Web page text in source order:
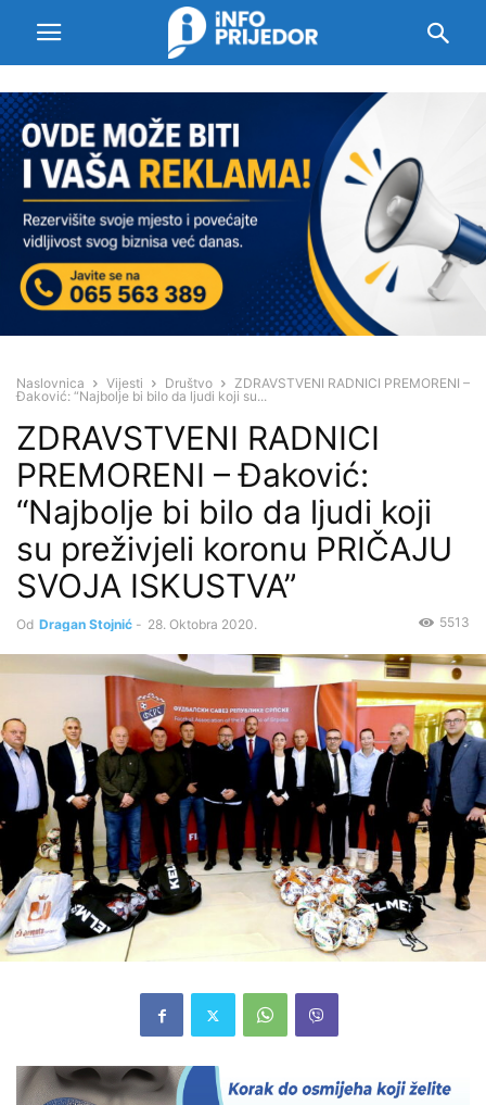
Naslovnica Vijesti Društvo
ZDRAVSTVENI RADNICI PREMORENI –
Đaković: “Najbolje bi bilo da ljudi koji su...
ZDRAVSTVENI RADNICI
PREMORENI – Đaković:
“Najbolje bi bilo da ljudi koji
su preživjeli koronu PRIČAJU
SVOJA ISKUSTVA”
Od Dragan Stojnić - 28. Oktobra 2020. 5513